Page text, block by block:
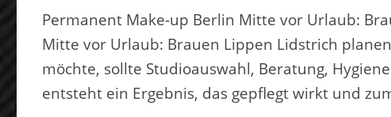
Permanent Make-up Berlin Mitte vor Urlaub:
Mitte vor Urlaub: Brauen Lippen Lidstrich
möchte, sollte Studioauswahl, Beratung,
entsteht ein Ergebnis, das gepflegt wirkt und